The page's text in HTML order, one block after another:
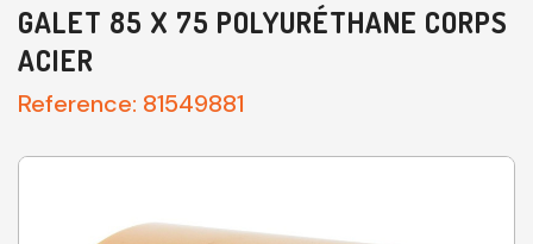
GALET 85 X 75 POLYURÉTHANE CORPS
ACIER
Reference: 81549881